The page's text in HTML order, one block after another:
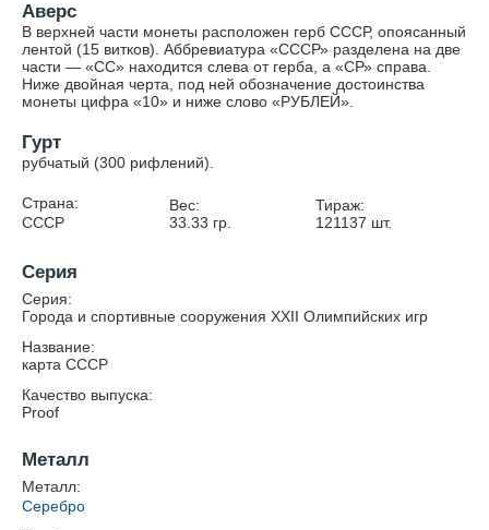
Аверс
В верхней части монеты расположен герб СССР, опоясанный
лентой (15 витков). Аббревиатура «СССР» разделена на две
части — «СС» находится слева от герба, а «СР» справа.
Ниже двойная черта, под ней обозначение достоинства
монеты цифра «10» и ниже слово «РУБЛЕЙ».
Гурт
рубчатый (300 рифлений).
Страна:
СССР
Вес:
33.33 гр.
Тираж:
121137 шт.
Серия
Серия:
Города и спортивные сооружения XXII Олимпийских игр
Название:
карта СССР
Качество выпуска:
Proof
Металл
Металл:
Серебро